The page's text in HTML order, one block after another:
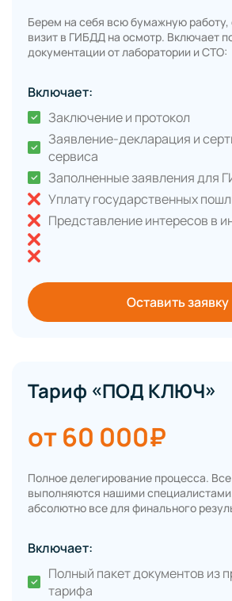
Берем на себя всю бумажную работу,
визит в ГИБДД на осмотр. Включает
документации от лаборатории и СТО:
Включает:
Заключение и протокол
Заявление-декларация и
сервиса
Заполненные заявления для
Уплату государственных
Представление интересов в
Оставить заявку
Тариф «ПОД КЛЮЧ»
от 60 000₽
Полное делегирование процесса.
выполняются нашими
абсолютно все для финального
Включает:
Полный пакет документов из
тарифа